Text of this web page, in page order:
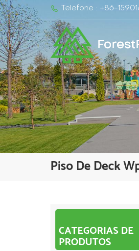
Telefone : +86-
Piso De Deck
CATEGORIAS DE
PRODUTOS